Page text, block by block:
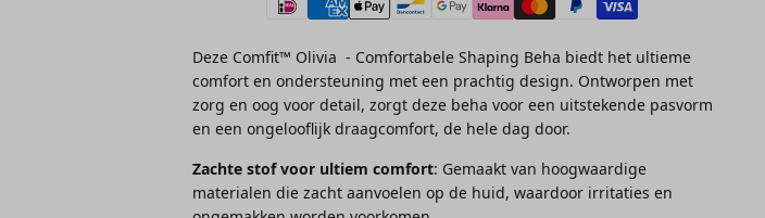
Deze Comfit™ Olivia - Comfortabele Shaping Beha biedt het ultieme
comfort en ondersteuning met een prachtig design. Ontworpen met
zorg en oog voor detail, zorgt deze beha voor een uitstekende pasvorm
en een ongelooflijk draagcomfort, de hele dag door.
Zachte stof voor ultiem comfort: Gemaakt van hoogwaardige
materialen die zacht aanvoelen op de huid, waardoor irritaties en